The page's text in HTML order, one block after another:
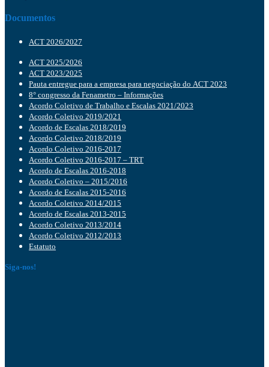
Documentos
ACT 2026/2027
ACT 2025/2026
ACT 2023/2025
Pauta entregue para a empresa para negociação do ACT 2023
8° congresso da Fenametro – Informações
Acordo Coletivo de Trabalho e Escalas 2021/2023
Acordo Coletivo 2019/2021
Acordo de Escalas 2018/2019
Acordo Coletivo 2018/2019
Acordo Coletivo 2016-2017
Acordo Coletivo 2016-2017 – TRT
Acordo de Escalas 2016-2018
Acordo Coletivo – 2015/2016
Acordo de Escalas 2015-2016
Acordo Coletivo 2014/2015
Acordo de Escalas 2013-2015
Acordo Coletivo 2013/2014
Acordo Coletivo 2012/2013
Estatuto
Siga-nos!